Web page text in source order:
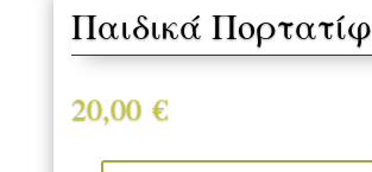
Παιδικά Πορτατίφ
20,00 €